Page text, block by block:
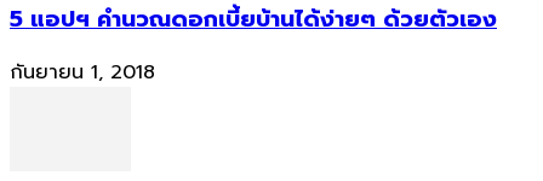
5 แอปฯ คำนวณดอกเบี้ยบ้านได้ง่ายๆ ด้วยตัวเอง
กันยายน 1, 2018